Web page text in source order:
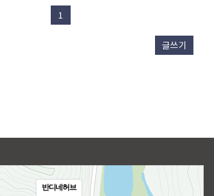
1
글쓰기
반디네허브